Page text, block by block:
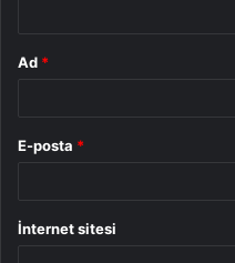
Ad *
E-posta *
İnternet sitesi